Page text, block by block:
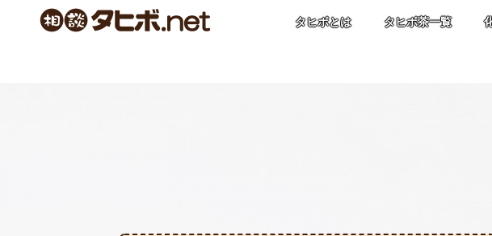
タヒボとは タヒボ茶一覧